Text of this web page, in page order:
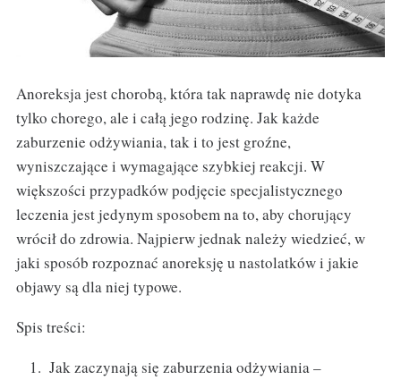
Anoreksja jest chorobą, która tak naprawdę nie dotyka
tylko chorego, ale i całą jego rodzinę. Jak każde
zaburzenie odżywiania, tak i to jest groźne,
wyniszczające i wymagające szybkiej reakcji. W
większości przypadków podjęcie specjalistycznego
leczenia jest jedynym sposobem na to, aby chorujący
wrócił do zdrowia. Najpierw jednak należy wiedzieć, w
jaki sposób rozpoznać anoreksję u nastolatków i jakie
objawy są dla niej typowe.
Spis treści:
Jak zaczynają się zaburzenia odżywiania –